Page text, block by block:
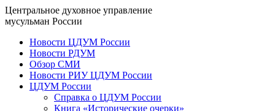
Центральное духовное управление
мусульман России
Новости ЦДУМ России
Новости РДУМ
Обзор СМИ
Новости РИУ ЦДУМ России
ЦДУМ России
Справка о ЦДУМ России
Книга «Исторические очерки»